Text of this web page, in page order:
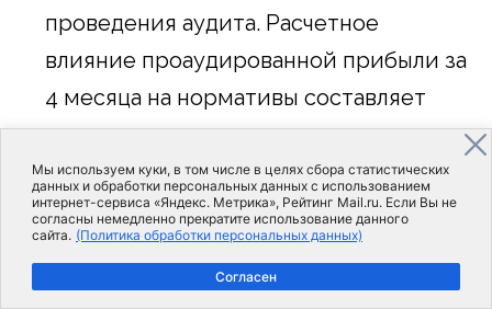
Мы используем куки, в том числе в целях сбора статистических
данных и обработки персональных данных с использованием
интернет-сервиса «Яндекс. Метрика», Рейтинг Mail.ru. Если Вы не
согласны немедленно прекратите использование данного
сайта. (Политика обработки персональных данных)
Согласен
проведения аудита. Расчетное
влияние проаудированной прибыли за
4 месяца на нормативы составляет
порядка 1,1 пп.
Коэффициент достаточности общего
капиталаувеличился на 0,2 пп за месяц
до 14,3%.